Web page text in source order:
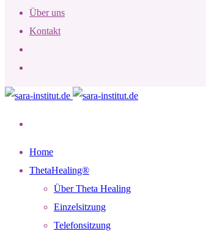
Über uns
Kontakt
Home
ThetaHealing®
Über Theta Healing
Einzelsitzung
Telefonsitzung